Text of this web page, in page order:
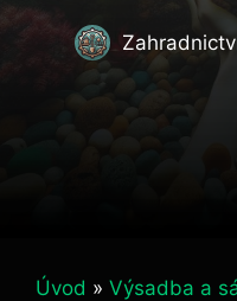
Úvod » Výsadba a